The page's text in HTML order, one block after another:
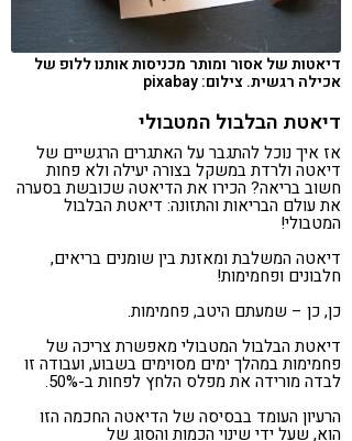
דיאטות של אסור ומותר מכניסות אותנו ללופ של
אכילה רגשית. צילום: pixabay
דיאטת הבלבול המטבולי
אז איך נוכל להתגבר על האתגרים הרגשיים של
דיאטה ולרדת במשקל בצורה יעילה ולא פחות
חשוב בריאה? הכירו את הדיאטה שכובשת בסערה
את עולם הבריאות והתזונה: דיאטת הבלבול
המטבולי!
דיאטה המשלבת ומאזנת בין שומנים בריאים,
חלבונים ופחמימות!
כן, כן – שמעתם היטב, פחמימות.
דיאטת הבלבול המטבולי מאפשרת צריכה של
פחמימות במהלך ימים מסוימים בשבוע, ועבודה זו
לבדה מורידה את מפלס הלחץ לפחות ב-50%.
הרעיון העומד בבסיסה של הדיאטה החכמה הזו
הוא, שעל ידי שינוי הכמות והסוג של